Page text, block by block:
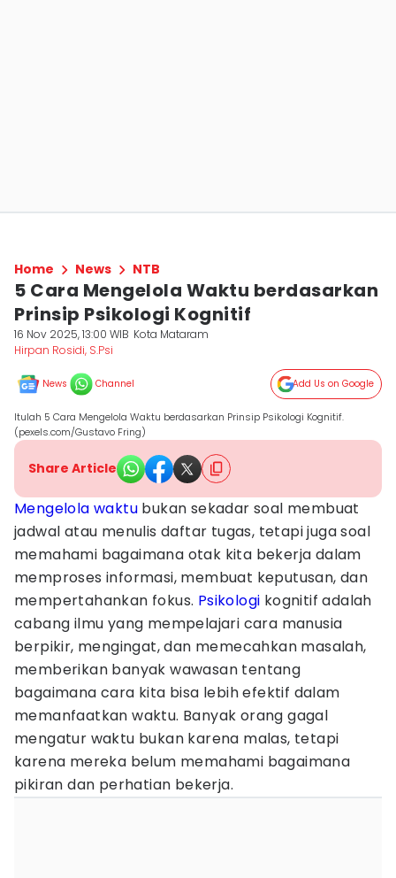
Home News NTB
5 Cara Mengelola Waktu berdasarkan
Prinsip Psikologi Kognitif
16 Nov 2025, 13:00 WIB Kota Mataram
Hirpan Rosidi, S.Psi
News Channel Add Us on Google
Itulah 5 Cara Mengelola Waktu berdasarkan Prinsip Psikologi Kognitif.
(pexels.com/Gustavo Fring)
Share Article
Mengelola waktu bukan sekadar soal membuat
jadwal atau menulis daftar tugas, tetapi juga soal
memahami bagaimana otak kita bekerja dalam
memproses informasi, membuat keputusan, dan
mempertahankan fokus. Psikologi kognitif adalah
cabang ilmu yang mempelajari cara manusia
berpikir, mengingat, dan memecahkan masalah,
memberikan banyak wawasan tentang
bagaimana cara kita bisa lebih efektif dalam
memanfaatkan waktu. Banyak orang gagal
mengatur waktu bukan karena malas, tetapi
karena mereka belum memahami bagaimana
pikiran dan perhatian bekerja.